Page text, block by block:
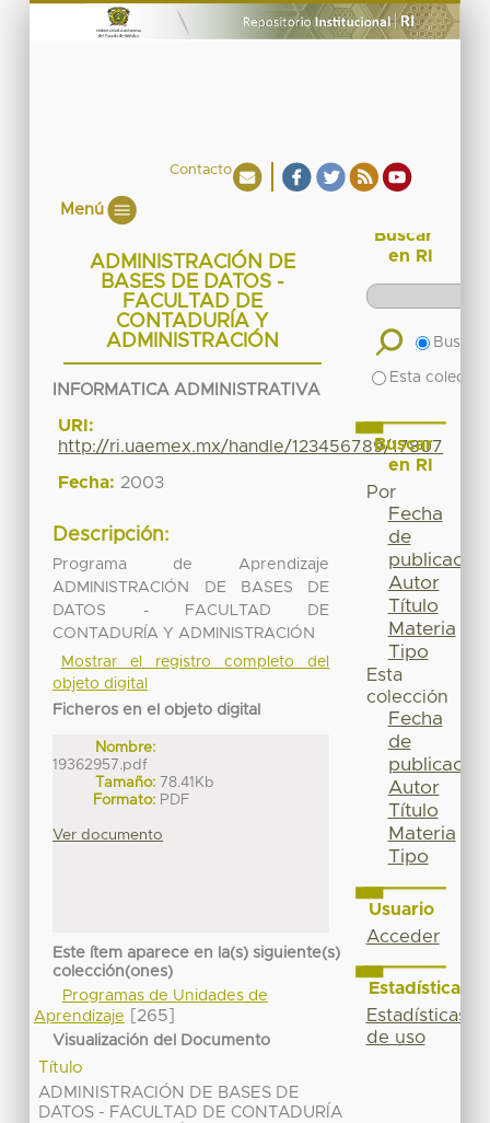
Contacto
Menú
ADMINISTRACIÓN DE
BASES DE DATOS -
FACULTAD DE
CONTADURÍA Y
ADMINISTRACIÓN
INFORMATICA ADMINISTRATIVA
URI:
http://ri.uaemex.mx/handle/123456789/17807
Fecha: 2003
Descripción:
Programa de Aprendizaje
ADMINISTRACIÓN DE BASES DE
DATOS - FACULTAD DE
CONTADURÍA Y ADMINISTRACIÓN
Mostrar el registro completo del
objeto digital
Ficheros en el objeto digital
Nombre:
19362957.pdf
Tamaño: 78.41Kb
Formato: PDF
Ver documento
Este ítem aparece en la(s) siguiente(s)
colección(ones)
Programas de Unidades de
Aprendizaje
[265]
Visualización del Documento
Título
ADMINISTRACIÓN DE BASES DE
DATOS - FACULTAD DE CONTADURÍA
Buscar
en RI
Buscar
Esta
Buscar
en RI
Por
Fecha
de
publicación
Autor
Título
Materia
Tipo
Esta
colección
Fecha
de
publicación
Autor
Título
Materia
Tipo
Usuario
Acceder
Estadísticas
Estadísticas
de uso